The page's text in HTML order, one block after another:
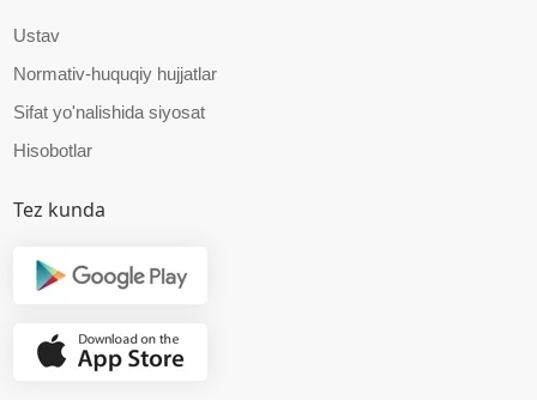
Ustav
Normativ-huquqiy hujjatlar
Sifat yo'nalishida siyosat
Hisobotlar
Tez kunda